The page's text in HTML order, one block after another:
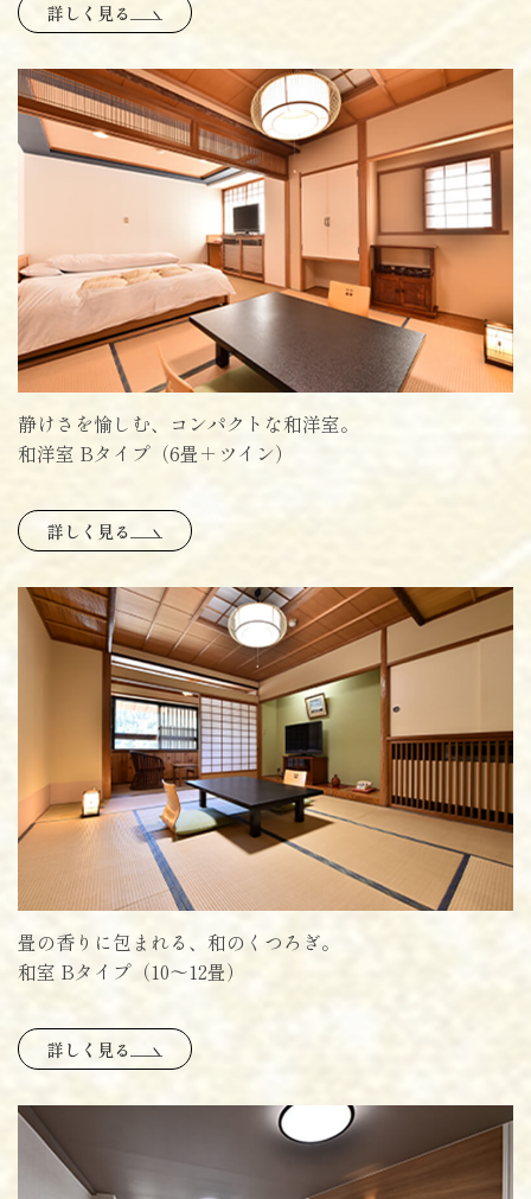
詳しく見る
静けさを愉しむ、コンパクトな和洋室。
和洋室 Bタイプ（6畳＋ツイン）
詳しく見る
畳の香りに包まれる、和のくつろぎ。
和室 Bタイプ（10〜12畳）
詳しく見る